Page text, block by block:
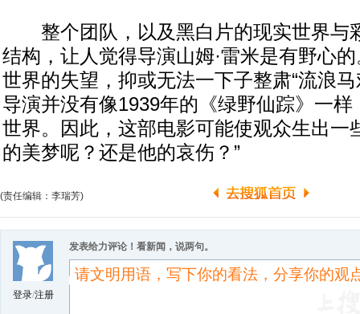
整个团队，以及黑白片的现实世界与
结构，让人觉得导演山姆·雷米是有野心
世界的失望，抑或无法一下子整肃“流浪
导演并没有像1939年的《绿野仙踪》一
世界。因此，这部电影可能使观众生出一
的美梦呢？还是他的哀伤？”
(责任编辑：李瑞芳)
登录/注册
发表给力评论！看新闻，说两句。